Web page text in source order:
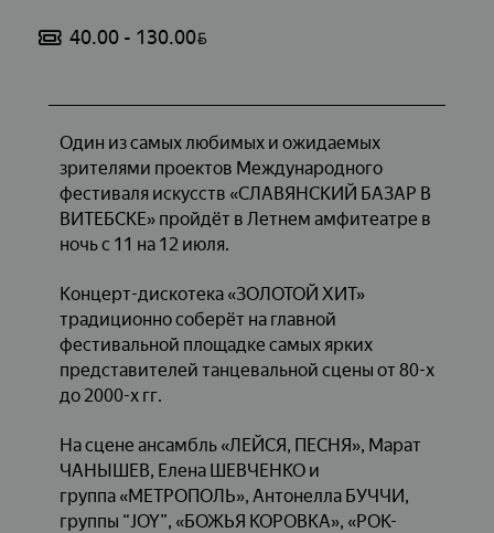
40.00 - 130.00BYN
Один из самых любимых и ожидаемых
зрителями проектов Международного
фестиваля искусств «СЛАВЯНСКИЙ БАЗАР В
ВИТЕБСКЕ» пройдёт в Летнем амфитеатре в
ночь с 11 на 12 июля.
Концерт-дискотека «ЗОЛОТОЙ ХИТ»
традиционно соберёт на главной
фестивальной площадке самых ярких
представителей танцевальной сцены от 80-х
до 2000-х гг.
На сцене ансамбль «ЛЕЙСЯ, ПЕСНЯ», Марат
ЧАНЫШЕВ, Елена ШЕВЧЕНКО и
группа «МЕТРОПОЛЬ», Антонелла БУЧЧИ,
группы “JOY”, «БОЖЬЯ КОРОВКА», «РОК-